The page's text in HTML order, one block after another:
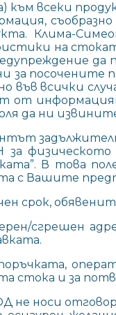
към всеки
Клима-
на
за посочените
във всички
от
да ни
В това
с Вашите
срок,
сгрешен
стока и за
не носи